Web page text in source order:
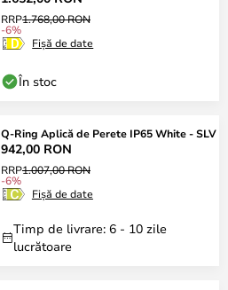
RRP1.768,00 RON
-6%
Fișă de date
În stoc
Q-Ring Aplică de Perete IP65 White - SLV
942,00 RON
RRP1.007,00 RON
-6%
Fișă de date
Timp de livrare: 6 - 10 zile
lucrătoare